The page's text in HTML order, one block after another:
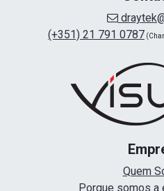
(+351) 21 791 0787
Quem
Porque somos a